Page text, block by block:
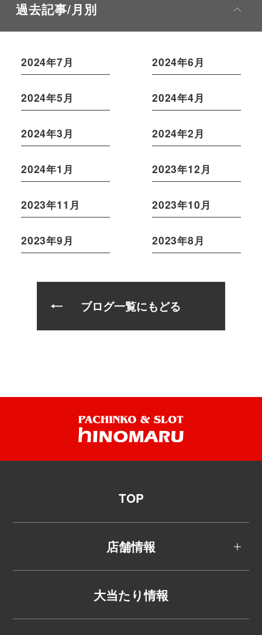
過去記事/月別
2024年7月 2024年6月
2024年5月 2024年4月
2024年3月 2024年2月
2024年1月 2023年12月
2023年11月 2023年10月
2023年9月 2023年8月
ブログ一覧にもどる
TOP
店舗情報
大当たり情報